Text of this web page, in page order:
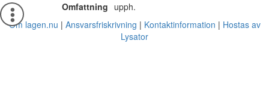
Omfattning upph.
Om lagen.nu
Ansvarsfriskrivning Kontaktinformation
Hostas av
Lysator